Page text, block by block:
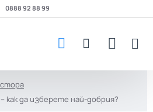
0888 92 88 99
как да изберете най-добрия?